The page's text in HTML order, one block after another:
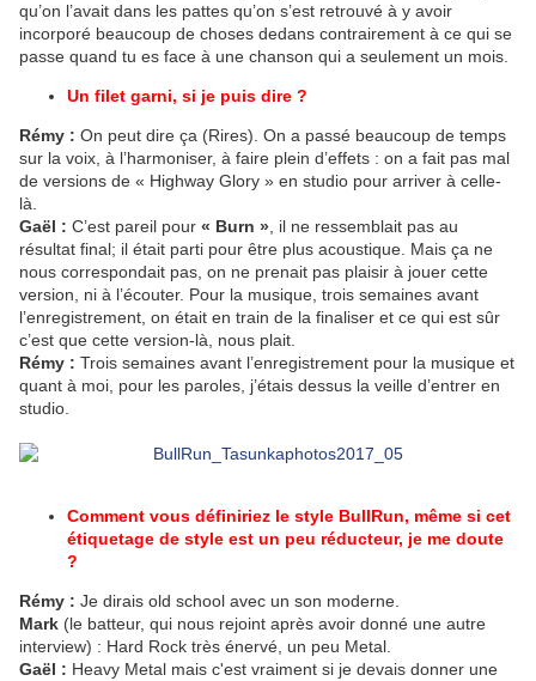
qu’on l’avait dans les pattes qu’on s’est retrouvé à y avoir
incorporé beaucoup de choses dedans contrairement à ce qui se
passe quand tu es face à une chanson qui a seulement un mois.
Un filet garni, si je puis dire ?
Rémy : On peut dire ça (Rires). On a passé beaucoup de temps
sur la voix, à l’harmoniser, à faire plein d’effets : on a fait pas mal
de versions de « Highway Glory » en studio pour arriver à celle-
là.
Gaël : C’est pareil pour « Burn » , il ne ressemblait pas au
résultat final; il était parti pour être plus acoustique. Mais ça ne
nous correspondait pas, on ne prenait pas plaisir à jouer cette
version, ni à l’écouter. Pour la musique, trois semaines avant
l’enregistrement, on était en train de la finaliser et ce qui est sûr
c’est que cette version-là, nous plait.
Rémy : Trois semaines avant l’enregistrement pour la musique et
quant à moi, pour les paroles, j’étais dessus la veille d’entrer en
studio.
Comment vous définiriez le style BullRun, même si cet
étiquetage de style est un peu réducteur, je me doute
?
Rémy : Je dirais old school avec un son moderne.
Mark (le batteur, qui nous rejoint après avoir donné une autre
interview) : Hard Rock très énervé, un peu Metal.
Gaël : Heavy Metal mais c'est vraiment si je devais donner une